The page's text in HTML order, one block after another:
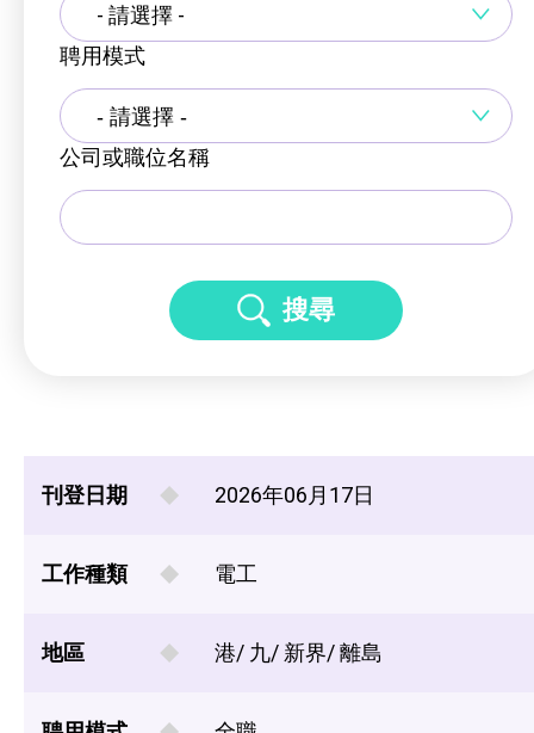
- 請選擇 -
聘用模式
公司或職位名稱
搜尋
刊登日期 2026年06月17日
工作種類 電工
地區 港/ 九/ 新界/ 離島